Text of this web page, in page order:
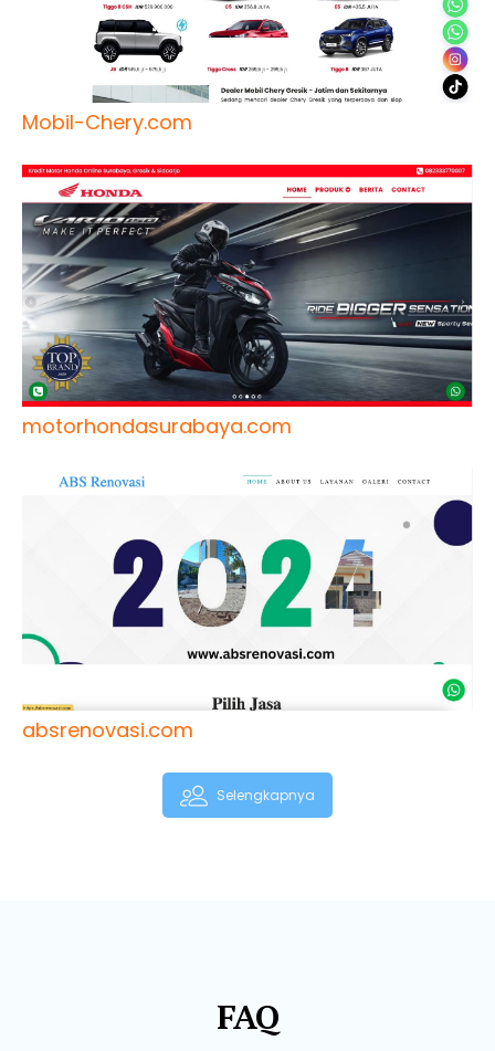
Mobil-Chery.com
motorhondasurabaya.com
absrenovasi.com
Selengkapnya
FAQ